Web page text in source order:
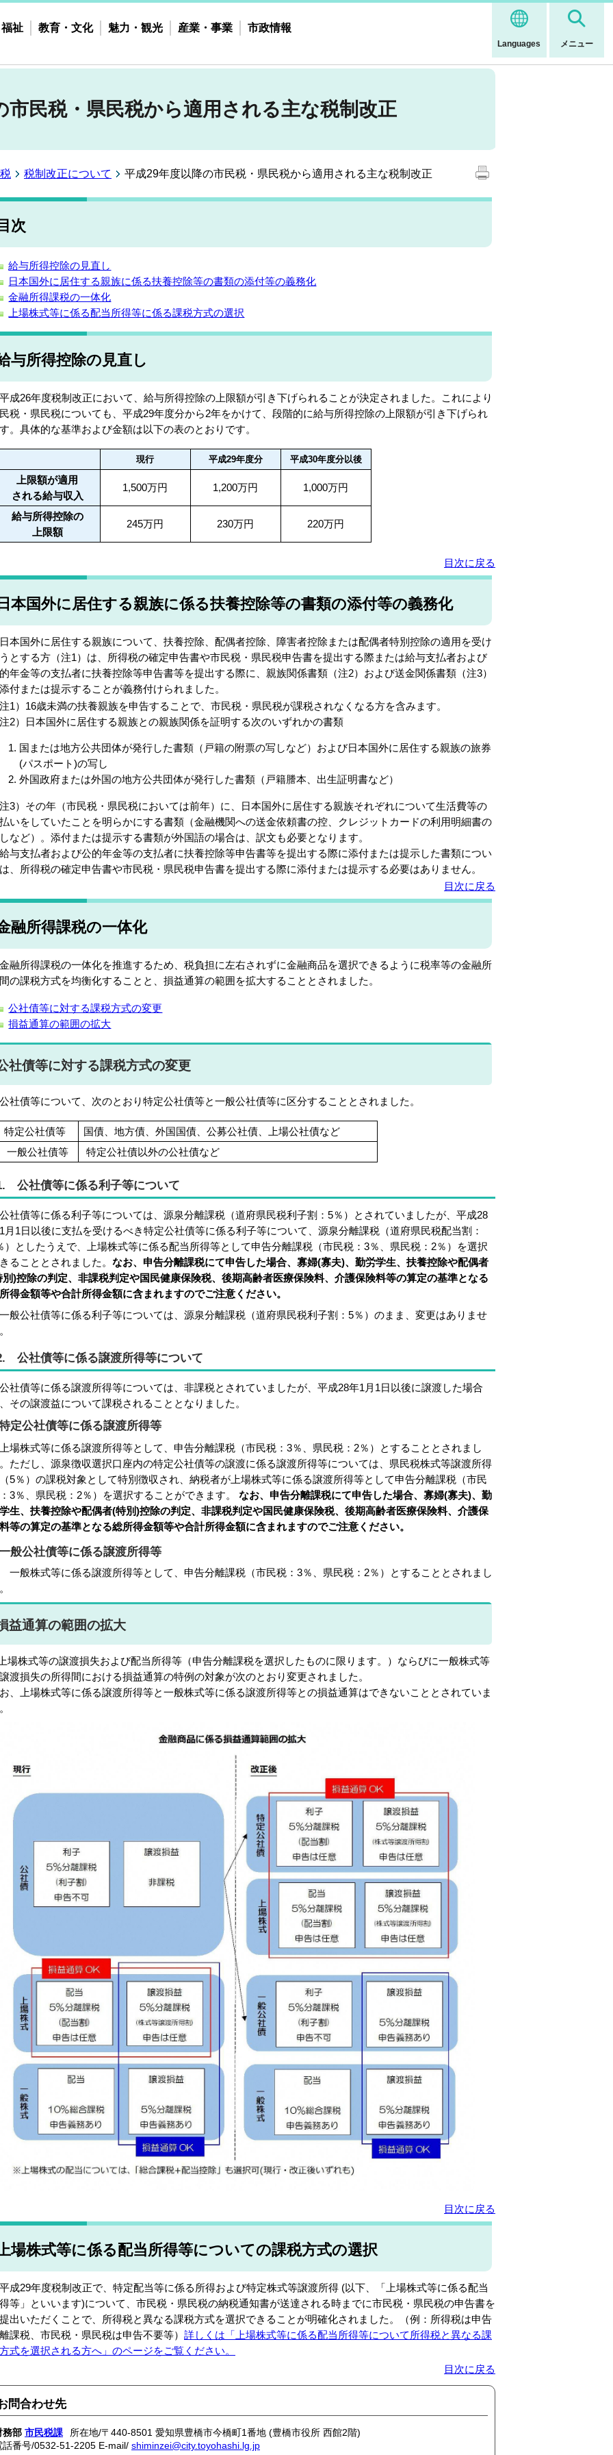
Languages メニュー
祉 教育・文化 魅力・観光 産業・事業 市政情報
市民税・県民税から適用される主な税制改正
税制改正について 平成29年度以降の市民税・県民税から適用される主な税制改正
目次
給与所得控除の見直し
日本国外に居住する親族に係る扶養控除等の書類の添付等の義務化
金融所得課税の一体化
上場株式等に係る配当所得等に係る課税方式の選択
与所得控除の見直し
成26年度税制改正において、給与所得控除の上限額が引き下げられることが決定されました。これにより
税・県民税についても、平成29年度分から2年をかけて、段階的に給与所得控除の上限額が引き下げられ
。具体的な基準および金額は以下の表のとおりです。
現行 平成29年度分 平成30年度分以後
上限額が適用
される給与収入
1,500万円 1,200万円 1,000万円
給与所得控除の
上限額
245万円 230万円 220万円
目次に戻る
日本国外に居住する親族に係る扶養控除等の書類の添付等の義務化
本国外に居住する親族について、扶養控除、配偶者控除、障害者控除または配偶者特別控除の適用を受け
とする方（注1）は、所得税の確定申告書や市民税・県民税申告書を提出する際または給与支払者および
年金等の支払者に扶養控除等申告書等を提出する際に、親族関係書類（注2）および送金関係書類（注3）
付または提示することが義務付けられました。
注1）16歳未満の扶養親族を申告することで、市民税・県民税が課税されなくなる方を含みます。
注2）日本国外に居住する親族との親族関係を証明する次のいずれかの書類
国または地方公共団体が発行した書類（戸籍の附票の写しなど）および日本国外に居住する親族の旅券
(パスポート)の写し
外国政府または外国の地方公共団体が発行した書類（戸籍謄本、出生証明書など）
注3）その年（市民税・県民税においては前年）に、日本国外に居住する親族それぞれについて生活費等の
いをしていたことを明らかにする書類（金融機関への送金依頼書の控、クレジットカードの利用明細書の
など）。添付または提示する書類が外国語の場合は、訳文も必要となります。
与支払者および公的年金等の支払者に扶養控除等申告書等を提出する際に添付または提示した書類につい
、所得税の確定申告書や市民税・県民税申告書を提出する際に添付または提示する必要はありません。
目次に戻る
融所得課税の一体化
融所得課税の一体化を推進するため、税負担に左右されずに金融商品を選択できるように税率等の金融所
の課税方式を均衡化することと、損益通算の範囲を拡大することとされました。
公社債等に対する課税方式の変更
損益通算の範囲の拡大
社債等に対する課税方式の変更
社債等について、次のとおり特定公社債等と一般公社債等に区分することとされました。
特定公社債等
国債、地方債、外国国債、公募公社債、上場公社債など
一般公社債等
特定公社債以外の公社債など
公社債等に係る利子等について
社債等に係る利子等については、源泉分離課税（道府県民税利子割：5％）とされていましたが、平成28
月1日以後に支払を受けるべき特定公社債等に係る利子等について、源泉分離課税（道府県民税配当割：
）としたうえで、上場株式等に係る配当所得等として申告分離課税（市民税：3％、県民税：2％）を選択
ることとされました。 なお、申告分離課税にて申告した場合、 寡婦(寡夫)、勤労学生、 扶養控除や配偶者
別)控除の判定、非課税判定や国民健康保険税、後期高齢者医療保険料、介護保険料等の算定の基準となる
得金額等や合計所得金額に含まれますのでご注意ください。
般公社債等に係る利子等については、源泉分離課税（道府県民税利子割：5％）のまま、変更はありませ
公社債等に係る譲渡所得等について
社債等に係る譲渡所得等については、非課税とされていましたが、平成28年1月1日以後に譲渡した場合
その譲渡益について課税されることとなりました。
定公社債等に係る譲渡所得等
場株式等に係る譲渡所得等として、申告分離課税（市民税：3％、県民税：2％）とすることとされまし
ただし、源泉徴収選択口座内の特定公社債等の譲渡に係る譲渡所得等については、県民税株式等譲渡所得
5％）の課税対象として特別徴収され、納税者が上場株式等に係る譲渡所得等として申告分離課税（市民
3％、県民税：2％）を選択することができます。 なお、申告分離課税にて申告した場合、 寡婦(寡夫)、勤
生、 扶養控除や配偶者(特別)控除の判定、非課税判定や国民健康保険税、後期高齢者医療保険料、介護保
等の算定の基準となる総所得金額等や合計所得金額に含まれますのでご注意ください。
般公社債等に係る譲渡所得等
般株式等に係る譲渡所得等として、申告分離課税（市民税：3％、県民税：2％）とすることとされまし
益通算の範囲の拡大
場株式等の譲渡損失および配当所得等（申告分離課税を選択したものに限ります。）ならびに一般株式等
渡損失の所得間における損益通算の特例の対象が次のとおり変更されました。
、上場株式等に係る譲渡所得等と一般株式等に係る譲渡所得等との損益通算はできないこととされていま
目次に戻る
場株式等に係る配当所得等についての課税方式の選択
成29年度税制改正で、 特定配当等に係る所得および特定株式等譲渡所得 (以下、「上場株式等に係る配当
等」といいます)について、市民税・県民税の納税通知書が送達される時までに市民税・県民税の申告書を
出いただくことで、所得税と異なる課税方式を選択できることが明確化されました。（例：所得税は申告
課税、市民税・県民税は申告不要等） 詳しくは「上場株式等に係る配当所得等について所得税と異なる課
式を選択される方へ」のページをご覧ください。
目次に戻る
問合わせ先
務部 市民税課
所在地/〒440-8501 愛知県豊橋市今橋町1番地 (豊橋市役所 西館2階)
話番号/0532-51-2205 E-mail/ shiminzei@city.toyohashi.lg.jp